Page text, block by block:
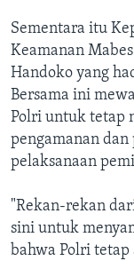
Sementara itu
Keamanan
Handoko yang
Bersama ini
Polri untuk tetap
pengamanan
pelaksanaan
"Rekan-rekan
sini untuk
bahwa Polri